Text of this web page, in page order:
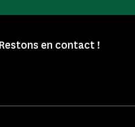
en contact !